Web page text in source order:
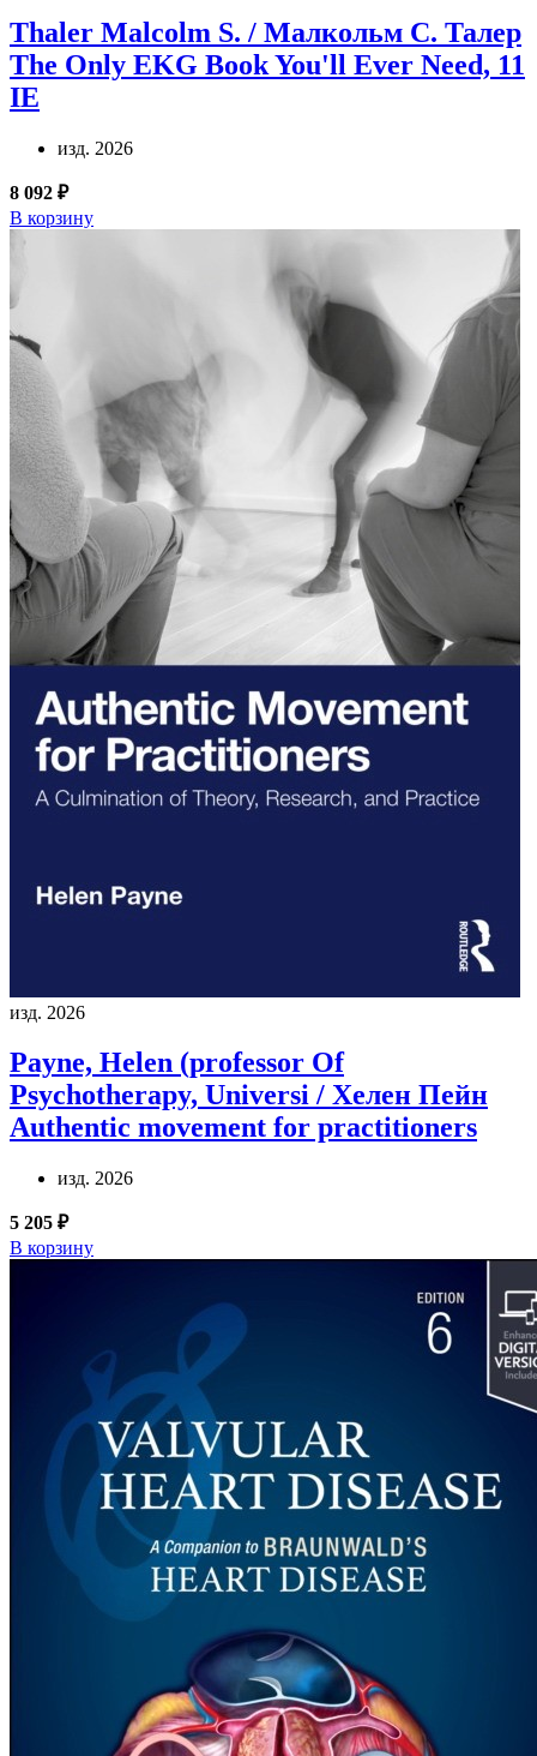
Thaler Malcolm S. / Малкольм С. Талер
The Only EKG Book You'll Ever Need, 11
IE
изд. 2026
8 092 ₽
В корзину
изд. 2026
Payne, Helen (professor Of
Psychotherapy, Universi / Хелен Пейн
Authentic movement for practitioners
изд. 2026
5 205 ₽
В корзину